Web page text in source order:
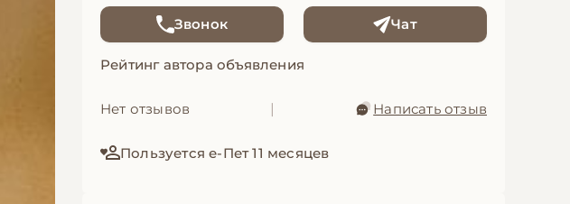
Звонок Чат
Рейтинг автора объявления
Нет отзывов | Написать отзыв
Пользуется е-Пет 11 месяцев